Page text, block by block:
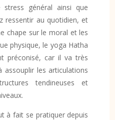
général ainsi que
ressentir au quotidien, et
chape sur le moral et les
physique, le yoga Hatha
préconisé, car il va très
les articulations
tendineuses et
à fait se pratiquer depuis